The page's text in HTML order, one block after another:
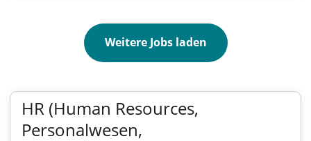
Weitere Jobs laden
HR (Human Resources,
Personalwesen,